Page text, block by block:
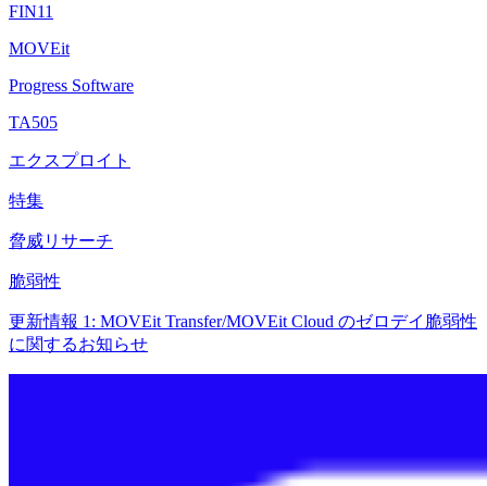
FIN11
MOVEit
Progress Software
TA505
エクスプロイト
特集
脅威リサーチ
脆弱性
更新情報 1: MOVEit Transfer/MOVEit Cloud のゼロデイ脆弱性
に関するお知らせ